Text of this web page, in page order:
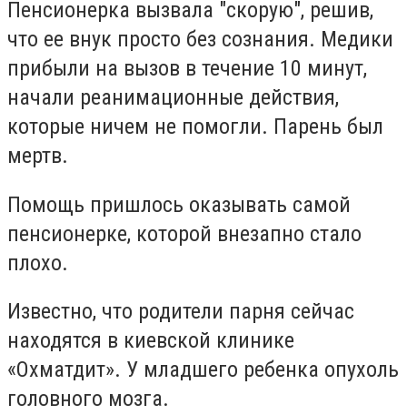
Пенсионерка вызвала "скорую", решив,
что ее внук просто без сознания. Медики
прибыли на вызов в течение 10 минут,
начали реанимационные действия,
которые ничем не помогли. Парень был
мертв.
Помощь пришлось оказывать самой
пенсионерке, которой внезапно стало
плохо.
Известно, что родители парня сейчас
находятся в киевской клинике
«Охматдит». У младшего ребенка опухоль
головного мозга.